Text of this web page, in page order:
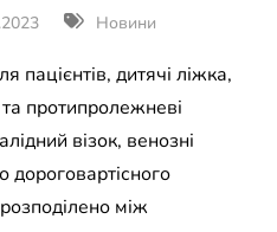
Новини
пацієнтів, дитячі ліжка,
та протипролежневі
візок, венозні
дороговартісного
між